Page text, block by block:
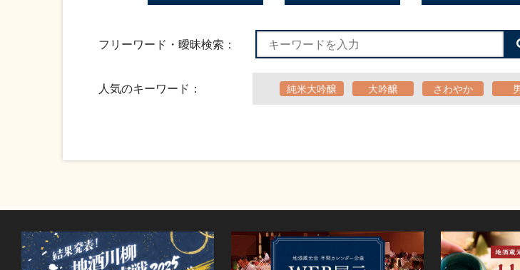
フリーワード・曖昧検索：
人気のキーワード： 純米大吟醸 大吟醸 さわやか